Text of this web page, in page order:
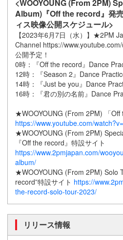
<WOOYOUNG (From 2PM)
Album)『Off the record』発
ィス映像公開スケジュール>
【2023年6月7日（水）】★2PM
Channel https://
公開予定！
0時：『Off the record』Dance
12時：『Season 2』Dance
14時：『Just be you』Dance
16時：『君の別の名前』Dance
★WOOYOUNG (From 2PM) 「
https://www.youtube.com/
★WOOYOUNG (From 2PM)
『Off the record』特設サイト
https://www.2pmjapan.com/
album/
★WOOYOUNG (From 2PM) Solo
record”特設サイト https://
the-record-solo-tour-2023/
リリース情報